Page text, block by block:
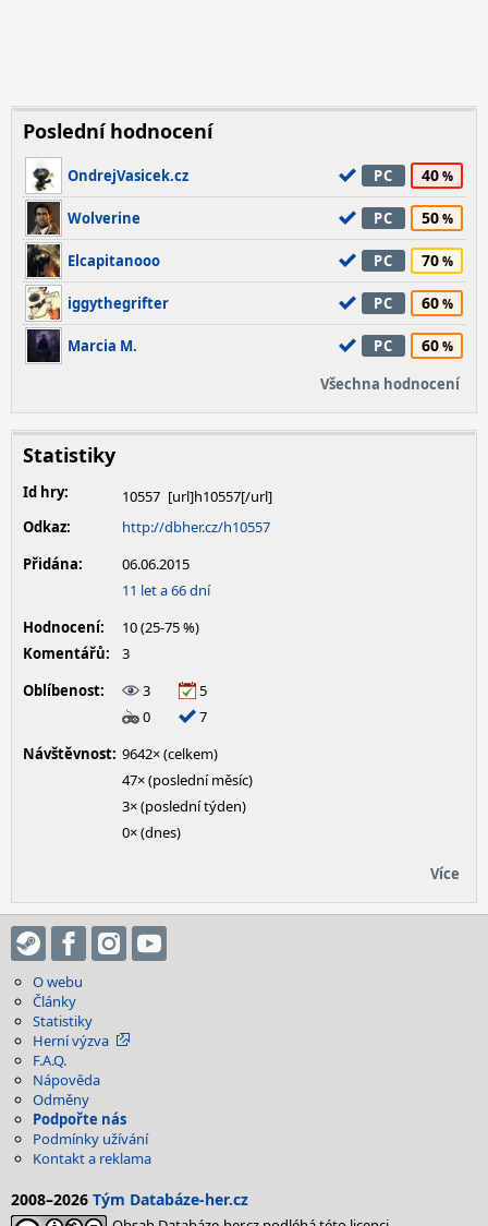
Poslední hodnocení
OndrejVasicek.cz PC 40
Wolverine PC 50
Elcapitanooo PC 70
iggythegrifter PC 60
Marcia M. PC 60
Všechna hodnocení
Statistiky
Id hry:
10557
Odkaz:
http://dbher.cz/h10557
Přidána:
06.06.2015
11 let a 66 dní
Hodnocení:
10 (25-75 %)
Komentářů:
3
Oblíbenost:
3
5
0
7
Návštěvnost: 9642× (celkem)
47× (poslední měsíc)
3× (poslední týden)
0× (dnes)
Více
O webu
Články
Statistiky
Herní výzva
F.A.Q.
Nápověda
Odměny
Podpořte nás
Podmínky užívání
Kontakt a reklama
2008–2026 Tým Databáze-her.cz